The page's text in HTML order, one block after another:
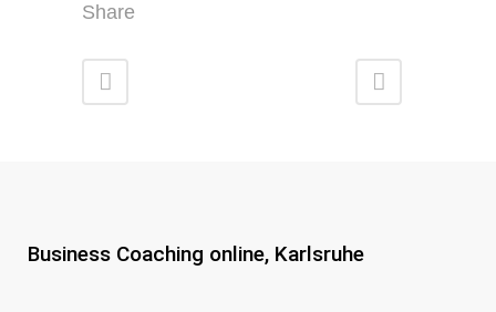
Share
Business Coaching online, Karlsruhe